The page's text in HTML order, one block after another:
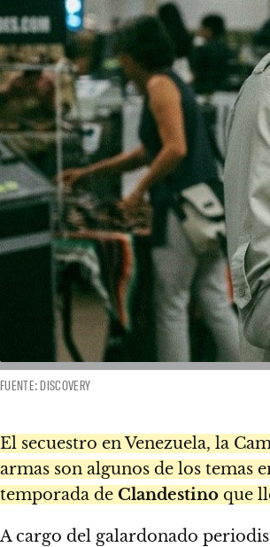
FUENTE: DISCOVERY
El secuestro en Venezuela, la
armas son algunos de los temas
temporada de Clandestino que
A cargo del galardonado